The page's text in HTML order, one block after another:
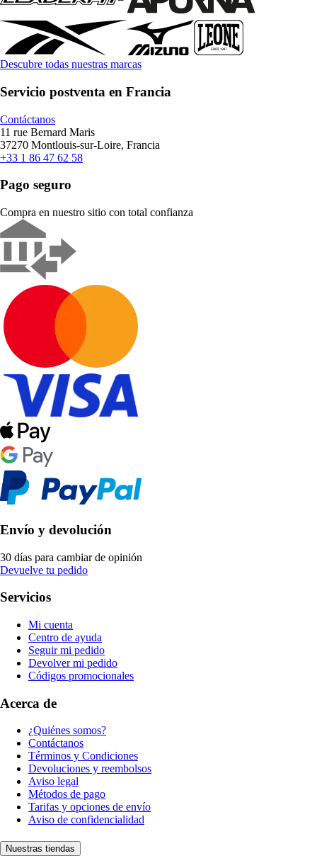
Descubre todas nuestras marcas
Servicio postventa en Francia
Contáctanos
11 rue Bernard Maris
37270 Montlouis-sur-Loire, Francia
+33 1 86 47 62 58
Pago seguro
Compra en nuestro sitio con total confianza
Envío y devolución
30 días para cambiar de opinión
Devuelve tu pedido
Servicios
Mi cuenta
Centro de ayuda
Seguir mi pedido
Devolver mi pedido
Códigos promocionales
Acerca de
¿Quiénes somos?
Contáctanos
Términos y Condiciones
Devoluciones y reembolsos
Aviso legal
Métodos de pago
Tarifas y opciones de envío
Aviso de confidencialidad
Nuestras tiendas